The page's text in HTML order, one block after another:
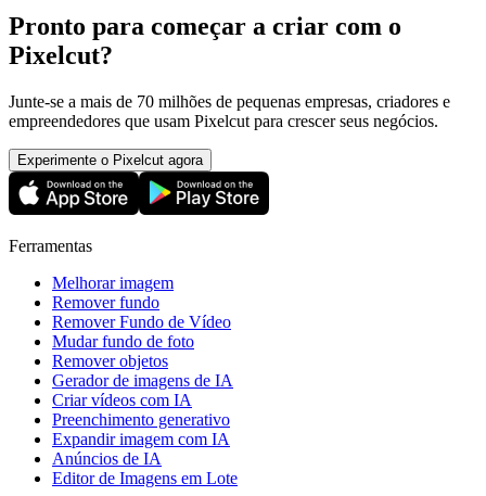
Pronto para começar a criar com o
Pixelcut?
Junte-se a mais de 70 milhões de pequenas empresas, criadores e
empreendedores que usam Pixelcut para crescer seus negócios.
Experimente o Pixelcut agora
Ferramentas
Melhorar imagem
Remover fundo
Remover Fundo de Vídeo
Mudar fundo de foto​
Remover objetos
Gerador de imagens de IA
Criar vídeos com IA
Preenchimento generativo
Expandir imagem com IA
Anúncios de IA
Editor de Imagens em Lote